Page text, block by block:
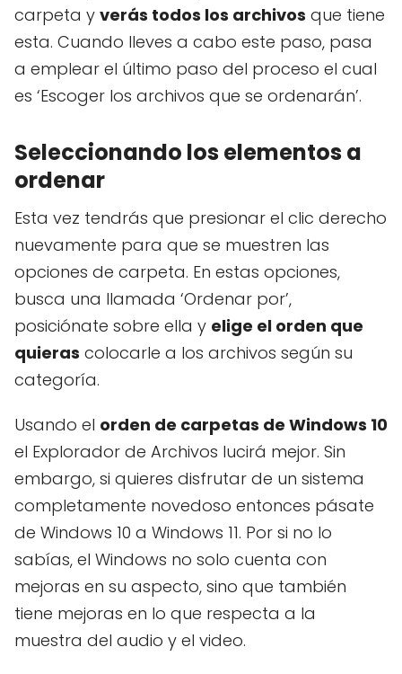
carpeta y verás todos los archivos que tiene
esta. Cuando lleves a cabo este paso, pasa
a emplear el último paso del proceso el cual
es ‘Escoger los archivos que se ordenarán’.
Seleccionando los elementos a
ordenar
Esta vez tendrás que presionar el clic derecho
nuevamente para que se muestren las
opciones de carpeta. En estas opciones,
busca una llamada ‘Ordenar por’,
posiciónate sobre ella y elige el orden que
quieras colocarle a los archivos según su
categoría.
Usando el orden de carpetas de Windows 10
el Explorador de Archivos lucirá mejor. Sin
embargo, si quieres disfrutar de un sistema
completamente novedoso entonces pásate
de Windows 10 a Windows 11. Por si no lo
sabías, el Windows no solo cuenta con
mejoras en su aspecto, sino que también
tiene mejoras en lo que respecta a la
muestra del audio y el video.